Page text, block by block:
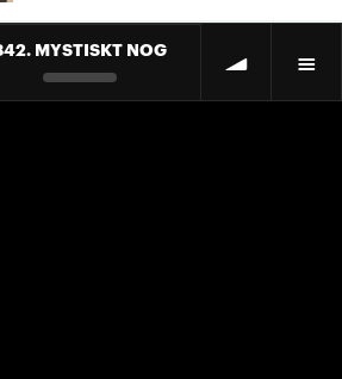
2026-07-01
9. "Ett landslag att älska"
MYSTISKT NOG